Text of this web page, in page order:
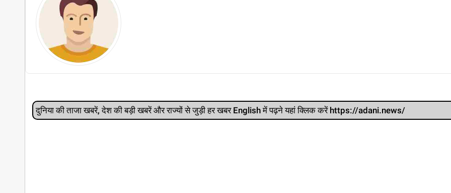
दुनिया की ताजा खबरें, देश की बड़ी खबरें और राज्‍यों से जुड़ी हर खबर English में पढ़ने यहां क्लिक करें https://adani.news/